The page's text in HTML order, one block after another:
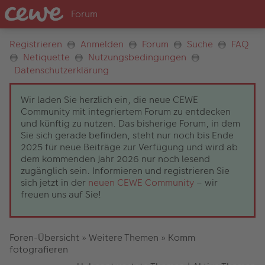
Registrieren Anmelden Forum Suche
FAQ
Netiquette
Nutzungsbedingungen
Datenschutzerklärung
Wir laden Sie herzlich ein, die neue CEWE
Community mit integriertem Forum zu entdecken
und künftig zu nutzen. Das bisherige Forum, in dem
Sie sich gerade befinden, steht nur noch bis Ende
2025 für neue Beiträge zur Verfügung und wird ab
dem kommenden Jahr 2026 nur noch lesend
zugänglich sein. Informieren und registrieren Sie
sich jetzt in der neuen CEWE Community – wir
freuen uns auf Sie!
Foren-Übersicht » Weitere Themen » Komm
fotografieren